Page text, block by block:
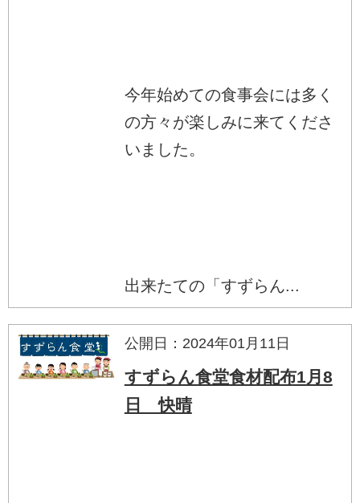
今年始めての食事会には多く
の方々が楽しみに来てくださ
いました。
出来たての「すずらん...
公開日：2024年01月11日
すずらん食堂食材配布1月8
日 快晴